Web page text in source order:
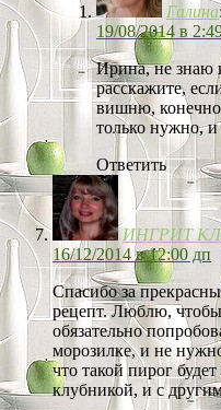
Галина
19/08/2014 в
Ирина, не знаю
расскажите,
вишню, конечно
только нужно,
Ответить
ИНГРИТ
16/12/2014 в 12:00 дп
Спасибо за
рецепт. Люблю,
обязательно
морозилке, и не
что такой пирог
клубникой, и с